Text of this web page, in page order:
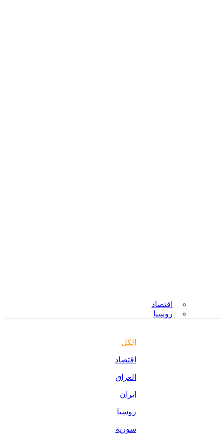
اقتصاد
روسيا
الكل
اقتصاد
العراق
ايران
روسيا
سورية